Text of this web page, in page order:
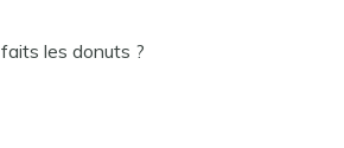
les donuts ?